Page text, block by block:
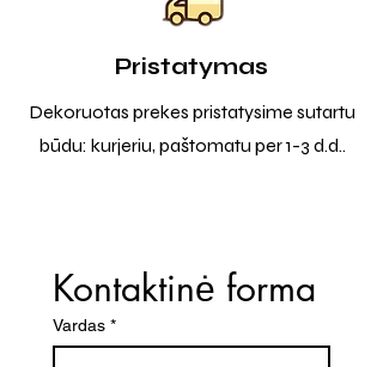
Pristatymas
Dekoruotas prekes pristatysime sutartu
būdu: kurjeriu, paštomatu per 1-3 d.d..
Kontaktinė forma
Vardas *